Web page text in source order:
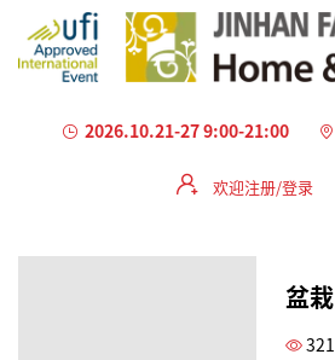
2026.10.21-27 9:00-21:00
欢迎注册/登录
盆栽
321